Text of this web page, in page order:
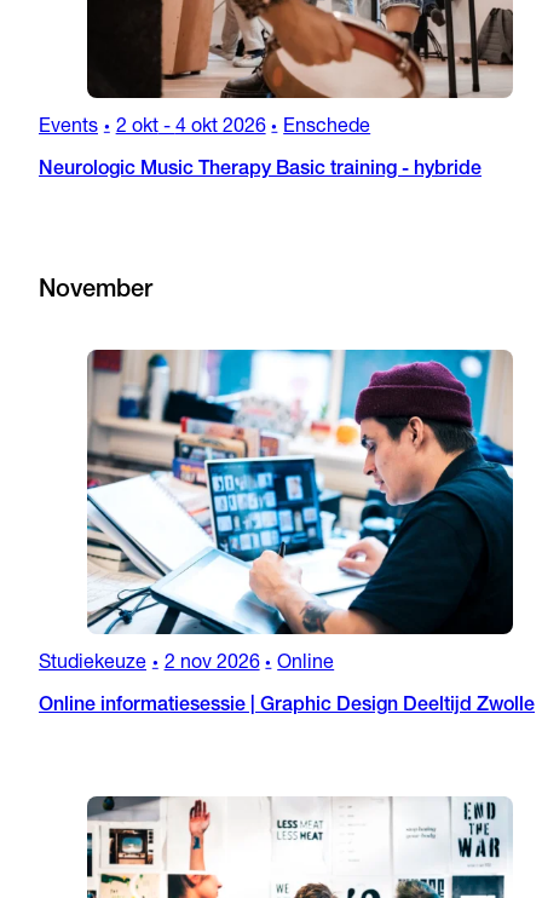
Events • 2 okt- 4 okt 2026 • Enschede
Neurologic Music Therapy Basic training - hybride
November
Studiekeuze • 2 nov 2026 • Online
Online informatiesessie | Graphic Design Deeltijd Zwolle